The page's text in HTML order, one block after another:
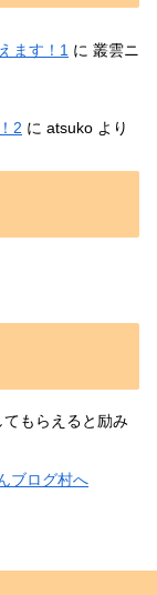
ます！1 に 叢雲ニ
2 に atsuko より
もらえると励み